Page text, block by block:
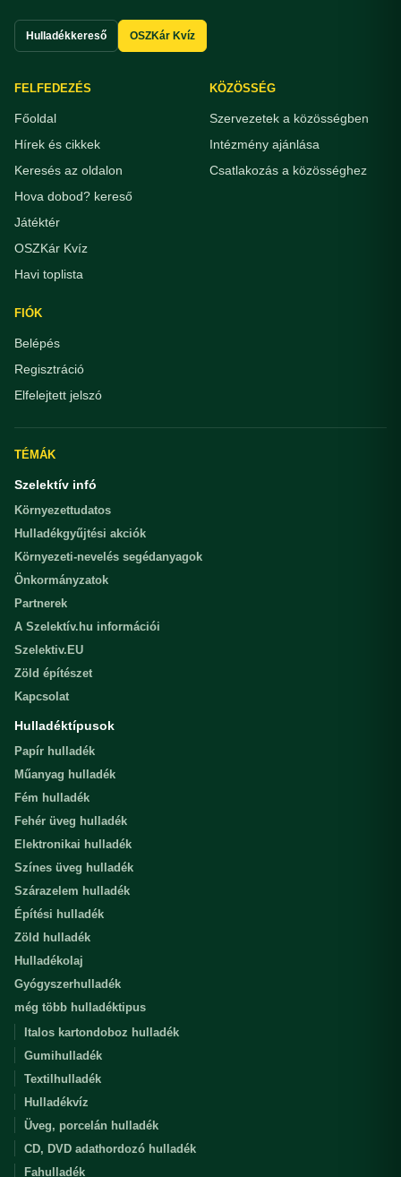
Hulladékkereső OSZKár Kvíz
FELFEDEZÉS
Főoldal
Hírek és cikkek
Keresés az oldalon
Hova dobod? kereső
Játéktér
OSZKár Kvíz
Havi toplista
KÖZÖSSÉG
Szervezetek a közösségben
Intézmény ajánlása
Csatlakozás a közösséghez
FIÓK
Belépés
Regisztráció
Elfelejtett jelszó
TÉMÁK
Szelektív infó
Környezettudatos
Hulladékgyűjtési akciók
Környezeti-nevelés segédanyagok
Önkormányzatok
Partnerek
A Szelektív.hu információi
Szelektiv.EU
Zöld építészet
Kapcsolat
Hulladéktípusok
Papír hulladék
Műanyag hulladék
Fém hulladék
Fehér üveg hulladék
Elektronikai hulladék
Színes üveg hulladék
Szárazelem hulladék
Építési hulladék
Zöld hulladék
Hulladékolaj
Gyógyszerhulladék
még több hulladéktipus
Italos kartondoboz hulladék
Gumihulladék
Textilhulladék
Hulladékvíz
Üveg, porcelán hulladék
CD, DVD adathordozó hulladék
Fahulladék